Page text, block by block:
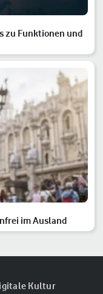
zu Funktionen und
im Ausland
Kultur